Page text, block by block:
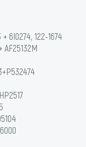
6I0274, 122-1674
AF25132M